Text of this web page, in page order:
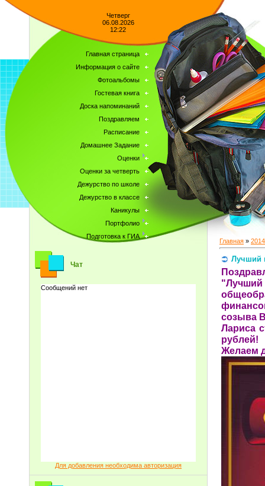
Четверг
06.08.2026
12:22
Главная страница
Информация о сайте
Фотоальбомы
Гостевая книга
Доска напоминаний
Поздравляем
Расписание
Домашнее Задание
Оценки
Оценки за четверть
Дежурство по школе
Дежурство в классе
Каникулы
Портфолио
Подготовка к ГИА
Чат
Для добавления необходима авторизация
Главная » 2014
Лучший
"Лучший
созыва
Лариса
рублей!
Желаем